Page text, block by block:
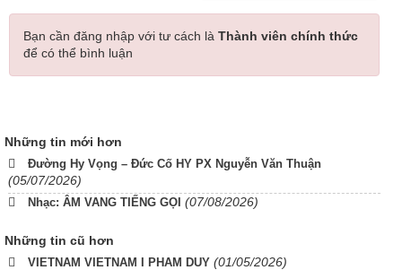
Bạn cần đăng nhập với tư cách là Thành viên chính thức
để có thể bình luận
Những tin mới hơn
Đường Hy Vọng – Đức Cố HY PX Nguyễn Văn Thuận
(05/07/2026)
Nhạc: ÂM VANG TIẾNG GỌI (07/08/2026)
Những tin cũ hơn
VIETNAM VIETNAM I PHAM DUY (01/05/2026)